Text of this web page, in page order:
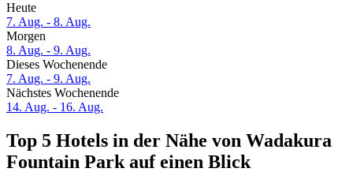
Heute
7. Aug. - 8. Aug.
Morgen
8. Aug. - 9. Aug.
Dieses Wochenende
7. Aug. - 9. Aug.
Nächstes Wochenende
14. Aug. - 16. Aug.
Top 5 Hotels in der Nähe von Wadakura
Fountain Park auf einen Blick